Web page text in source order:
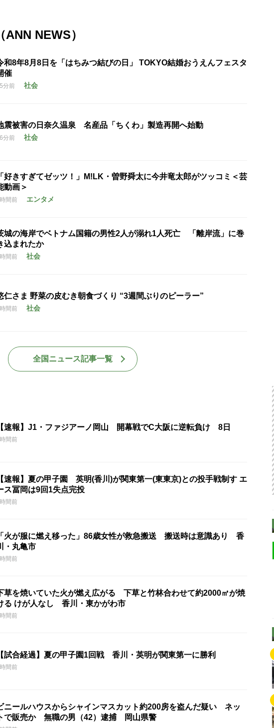
NEWS）
和8年8月8日を「はちみつ結びの日」 TOKYO結婚おうえんフェスタ
催
分前 社会
震被害の日奈久温泉 名産品「ちくわ」製造再開へ始動
分前 社会
「好きすぎてゼッツ！」M!LK・曽野舜太に今井竜太郎がツッコミ＜芸
動画＞
間前 エンタメ
城の海岸でベトナム国籍の男性2人が溺れ1人死亡 「離岸流」に巻
込まれたか
間前 社会
仁さま 野菜の皮むき朝食づくり “3週間ぶりのピーラー”
間前 社会
全国ニュース記事一覧
【速報】J1・ファジアーノ岡山 開幕戦でC大阪に逆転負け 8日
間前
【速報】夏の甲子園 英明(香川)が関東第一(東東京)との投手戦制す エ
ス冨岡は9回1失点完投
間前
「火が服に燃え移った」86歳女性が救急搬送 搬送時は意識あり 香
・丸亀市
間前
草を焼いていた火が燃え広がる 下草と竹林合わせて約2000㎡が焼
る けが人なし 香川・東かがわ市
間前
【試合経過】夏の甲子園1回戦 香川・英明が関東第一に勝利
間前
ニールハウスからシャインマスカット約200房を盗んだ疑い ネッ
トで販売か 無職の男（42）逮捕 岡山県警